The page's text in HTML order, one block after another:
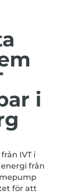
i
IVT i
från
för att